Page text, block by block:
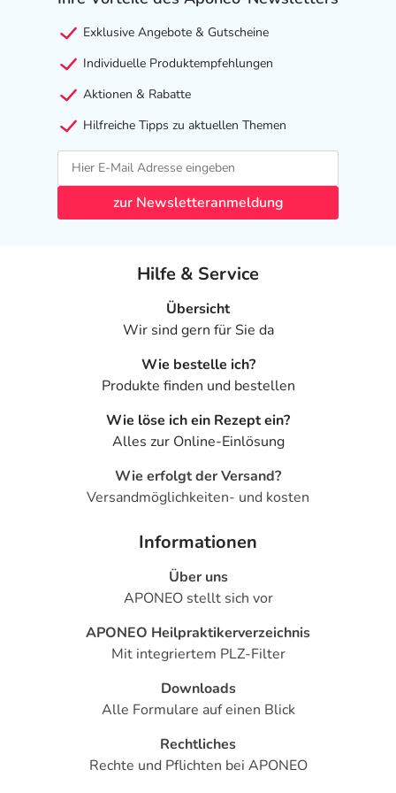
Es kann aber auch langsam intravenös oder subkutan
längeren Anwendung bestimmt. Vergiftungen und
Überdosierungserscheinungen sind nicht bekannt.
Inhaltsstoffe
Wirkstoffje 1 Ampulle zu 2 ml:
Hydroxocobalaminacetat 1000 µg (1 mg) (Vitamin B12)
Sonstige Bestandteile Natriumacetat/Essigsäure (Acetat-
Adresse des Anbieters/Herstellers
Hevert-Arzneimittel GmbH & Co. KG
In der Weiherwiese 1
PDF des Beipackzettelskönnen Sie sich oben
herunterladen.
Exklusive Angebote & Gutscheine
Individuelle Produktempfehlungen
Aktionen & Rabatte
Hilfreiche Tipps zu aktuellen Themen
zur Newsletteranmeldung
Hilfe & Service
Übersicht
Wir sind gern für Sie da
Wie bestelle ich?
Produkte finden und bestellen
Wie löse ich ein Rezept ein?
Alles zur Online-Einlösung
Wie erfolgt der Versand?
Versandmöglichkeiten- und kosten
Informationen
Über uns
APONEO stellt sich vor
APONEO Heilpraktikerverzeichnis
Mit integriertem PLZ-Filter
Downloads
Alle Formulare auf einen Blick
Rechtliches
Rechte und Pflichten bei APONEO